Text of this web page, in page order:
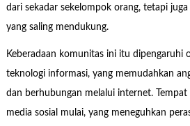
dari sekadar sekelompok orang, tetapi
yang saling mendukung.
Keberadaan komunitas ini itu dipengaruhi
teknologi informasi, yang memudahkan
dan berhubungan melalui internet.
media sosial mulai, yang meneguhkan